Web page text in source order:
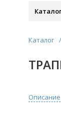
Каталог /
Описание